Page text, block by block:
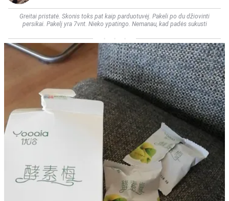
Greitai pristatė. Skonis toks pat kaip parduotuvėj. Pakeli po du džiovinti
persikai. Pakelį yra 7vnt. Nieko ypatingo. Nemanau, kad padės sukusti    